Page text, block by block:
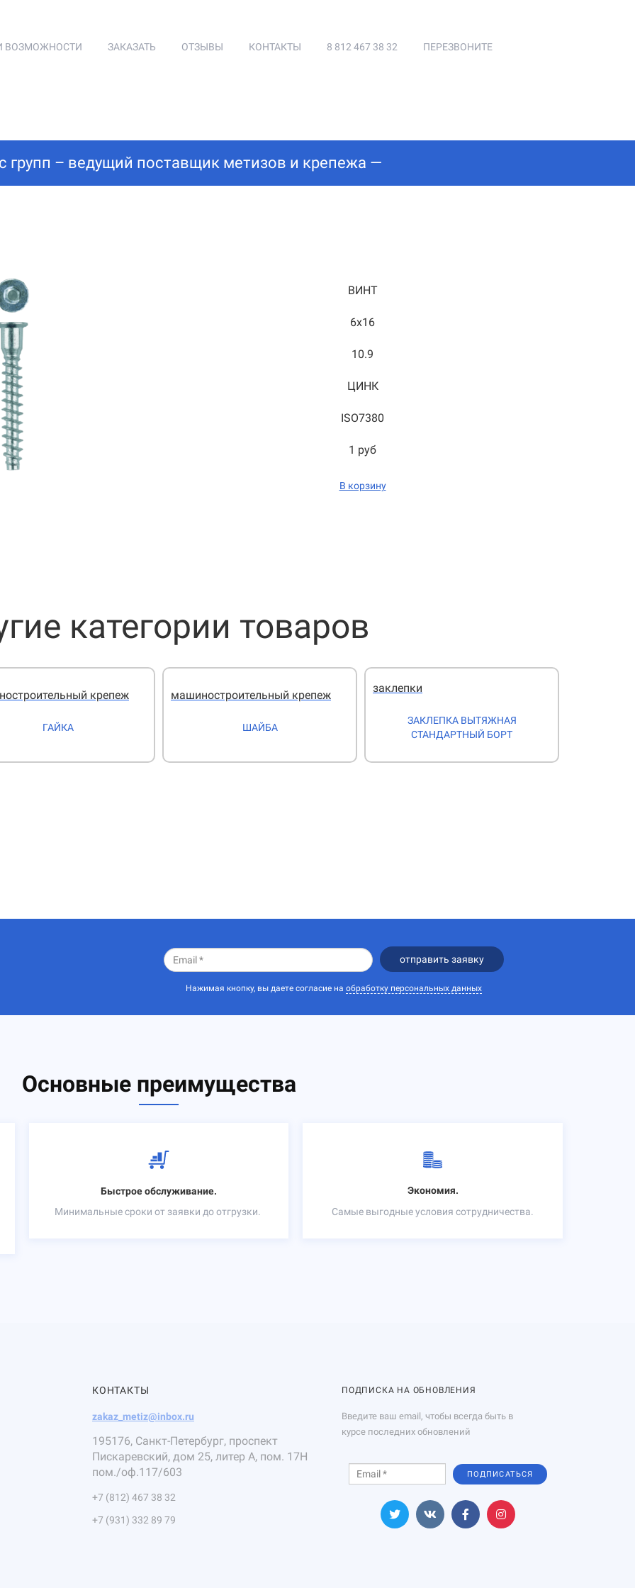
ВОЗМОЖНОСТИ ЗАКАЗАТЬ ОТЗЫВЫ КОНТАКТЫ 8 812 467 38 32 ПЕРЕЗВОНИТЕ
групп – ведущий поставщик метизов и крепежа —
ВИНТ
6x16
10.9
ЦИНК
ISO7380
1 руб
В корзину
категории товаров
крепеж
ГАЙКА
машиностроительный крепеж
ШАЙБА
заклепки
ЗАКЛЕПКА ВЫТЯЖНАЯ
СТАНДАРТНЫЙ БОРТ
отправить заявку
Нажимая кнопку, вы даете согласие на обработку персональных данных
Основные преимущества
Быстрое обслуживание.
Минимальные сроки от заявки до отгрузки.
Экономия.
Самые выгодные условия сотрудничества.
КОНТАКТЫ
zakaz_metiz@inbox.ru
195176, Санкт-Петербург, проспект
Пискаревский, дом 25, литер А, пом. 17Н
пом./оф.117/603
+7 (812) 467 38 32
+7 (931) 332 89 79
ПОДПИСКА НА ОБНОВЛЕНИЯ
Введите ваш email, чтобы всегда быть в
курсе последних обновлений
ПОДПИСАТЬСЯ